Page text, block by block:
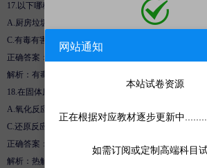
17. 以下哪种固体废弃物通常不适合进行生物处理？
A.厨房垃圾
C.有毒有害工业废物 D
正确答案：
解析 ：有毒有害工业废物通常含有难以生物降解的物
18.在固体废弃物的热解处理中，主要发生的是哪种化学
A.氧化反应
C.还原反应
正确答案：
解析 ：热解是在缺氧或无氧条件下，通过加热使固体
网站通知
本站试卷资源
正在根据对应教材逐步更新中
如需订阅或定制高端科目
微信号:kaoshiji888
行处理。